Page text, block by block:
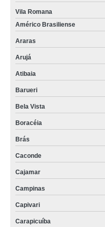
Vila Romana
Américo Brasiliense
Araras
Arujá
Atibaia
Barueri
Bela Vista
Boracéia
Brás
Caconde
Cajamar
Campinas
Capivari
Carapicuíba